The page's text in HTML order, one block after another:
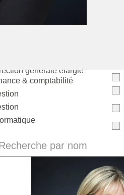
générale élargie
& comptabilité
par nom